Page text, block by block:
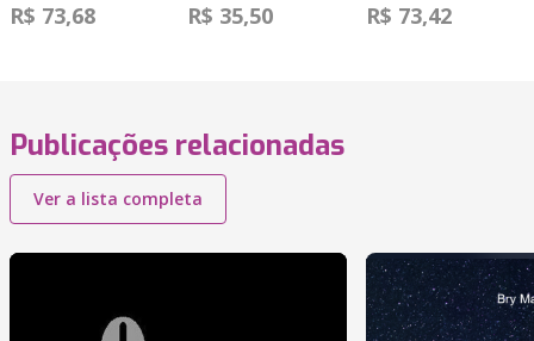
R$ 73,68 R$ 35,50 R$ 73,42
Publicações relacionadas
Ver a lista completa